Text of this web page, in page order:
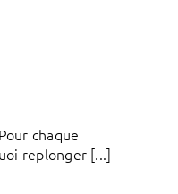
chaque
replonger [...]